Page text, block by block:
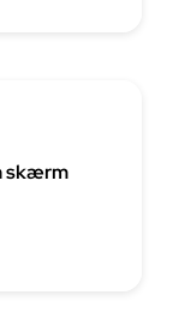
skærm